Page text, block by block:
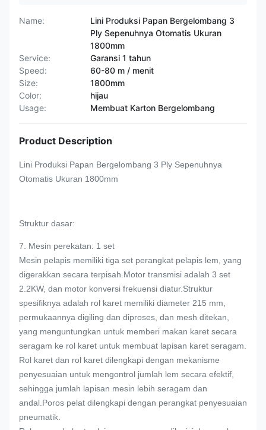
Name:
Lini Produksi Papan Bergelombang 3
Ply Sepenuhnya Otomatis Ukuran
1800mm
Service:
Garansi 1 tahun
Speed:
60-80 m / menit
Size:
1800mm
Color:
hijau
Usage:
Membuat Karton Bergelombang
Product Description
Lini Produksi Papan Bergelombang 3 Ply Sepenuhnya
Otomatis Ukuran 1800mm
Struktur dasar:
7. Mesin perekatan: 1 set
Mesin pelapis memiliki tiga set perangkat pelapis lem, yang
digerakkan secara terpisah.Motor transmisi adalah 3 set
2.2KW, dan motor konversi frekuensi diatur.Struktur
spesifiknya adalah rol karet memiliki diameter 215 mm,
permukaannya digiling dan diproses, dan mesh ditekan,
yang menguntungkan untuk memberi makan karet secara
seragam ke rol karet untuk membuat lapisan karet seragam.
Rol karet dan rol karet dilengkapi dengan mekanisme
penyesuaian untuk mengontrol jumlah lem secara efektif,
sehingga jumlah lapisan mesin lebih seragam dan
andal.Poros pelat dilengkapi dengan perangkat penyesuaian
pneumatik.